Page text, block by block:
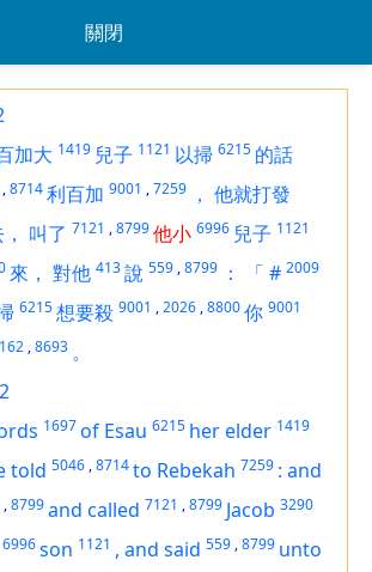
關閉
加大 1419 兒子 1121 以掃 6215 的話
,8714利百加 9001 ,7259 ， 他就打發
叫了 7121 ,8799他小 6996 兒子 1121
來， 對他 413說 559 ,8799 ： 「 # 2009
6215想要殺 9001 ,2026 ,8800你 9001
,8693 。
1697of Esau 6215 her elder 1419
told 5046 ,8714to Rebekah 7259 : and
,8799and called 7121 ,8799 Jacob 3290
6996son 1121 , and said 559 ,8799 unto